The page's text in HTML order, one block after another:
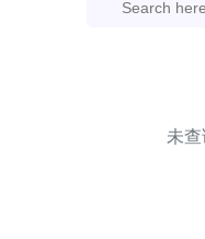
未查